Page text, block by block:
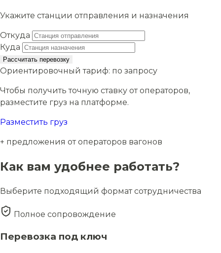
Укажите станции отправления и назначения
Откуда
Куда
Рассчитать перевозку
Ориентировочный тариф: по запросу
Чтобы получить точную ставку от операторов,
разместите груз на платформе.
Разместить груз
+ предложения от операторов вагонов
Как вам удобнее работать?
Выберите подходящий формат сотрудничества
Полное сопровождение
Перевозка под ключ